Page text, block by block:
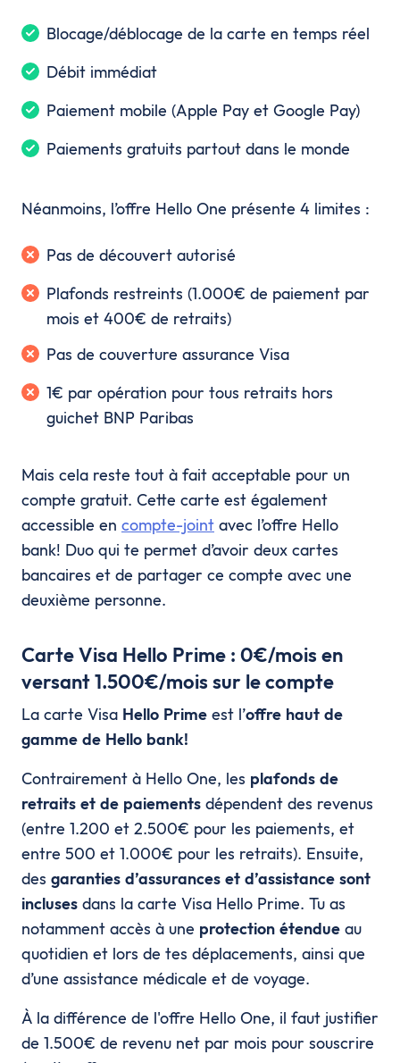
Blocage/déblocage de la carte en temps réel
Débit immédiat
Paiement mobile (Apple Pay et Google Pay)
Paiements gratuits partout dans le monde
Néanmoins, l’offre Hello One présente 4 limites :
Pas de découvert autorisé
Plafonds restreints (1.000€ de paiement par
mois et 400€ de retraits)
Pas de couverture assurance Visa
1€ par opération pour tous retraits hors
guichet BNP Paribas
Mais cela reste tout à fait acceptable pour un
compte gratuit. Cette carte est également
accessible en compte-joint avec l’offre Hello
bank! Duo qui te permet d’avoir deux cartes
bancaires et de partager ce compte avec une
deuxième personne.
Carte Visa Hello Prime : 0€/mois en
versant 1.500€/mois sur le compte
La carte Visa Hello Prime est l’offre haut de
gamme de Hello bank!
Contrairement à Hello One, les plafonds de
retraits et de paiements dépendent des revenus
(entre 1.200 et 2.500€ pour les paiements, et
entre 500 et 1.000€ pour les retraits). Ensuite,
des garanties d’assurances et d’assistance sont
incluses dans la carte Visa Hello Prime. Tu as
notamment accès à une protection étendue au
quotidien et lors de tes déplacements, ainsi que
d’une assistance médicale et de voyage.
À la différence de l'offre Hello One, il faut justifier
de 1.500€ de revenu net par mois pour souscrire